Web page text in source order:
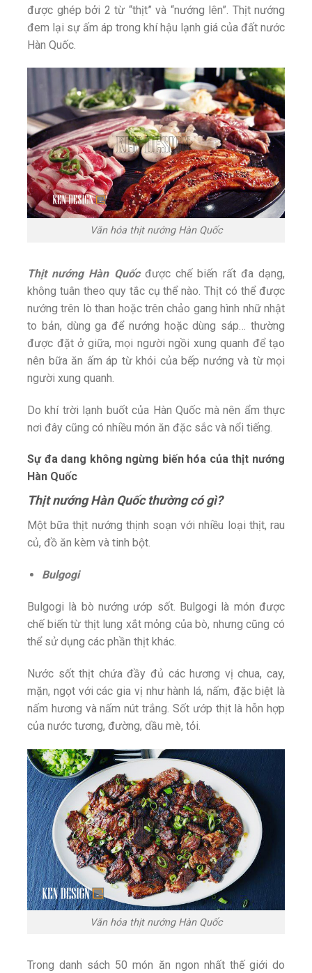
được ghép bởi 2 từ “thịt” và “nướng lên”. Thịt nướng
đem lại sự ấm áp trong khí hậu lạnh giá của đất nước
Hàn Quốc.
Văn hóa thịt nướng Hàn Quốc
Thịt nướng Hàn Quốcđược chế biến rất đa dạng,
không tuân theo quy tắc cụ thể nào. Thịt có thể được
nướng trên lò than hoặc trên chảo gang hình nhữ nhật
to bản, dùng ga để nướng hoặc dùng sáp… thường
được đặt ở giữa, mọi người ngồi xung quanh để tạo
nên bữa ăn ấm áp từ khói của bếp nướng và từ mọi
người xung quanh.
Do khí trời lạnh buốt của Hàn Quốc mà nên ẩm thực
nơi đây cũng có nhiều món ăn đặc sắc và nổi tiếng.
Sự đa dang không ngừng biến hóa của thịt nướng
Hàn Quốc
Thịt nướng Hàn Quốc thường có gì?
Một bữa thịt nướng thịnh soạn với nhiều loại thịt, rau
củ, đồ ăn kèm và tinh bột.
Bulgogi
Bulgogi là bò nướng ướp sốt. Bulgogi là món được
chế biến từ thịt lung xắt mỏng của bò, nhưng cũng có
thể sử dụng các phần thịt khác.
Nước sốt thịt chứa đầy đủ các hương vị chua, cay,
mặn, ngọt với các gia vị như hành lá, nấm, đặc biệt là
nấm hương và nấm nút trắng. Sốt ướp thịt là hỗn hợp
của nước tương, đường, dầu mè, tỏi.
Văn hóa thịt nướng Hàn Quốc
Trong danh sách 50 món ăn ngon nhất thế giới do